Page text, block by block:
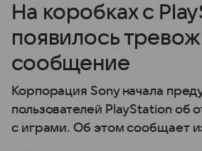
На коробках с
появилось
сообщение
Корпорация Sony начала
пользователей PlayStation об
с играми. Об этом сообщает